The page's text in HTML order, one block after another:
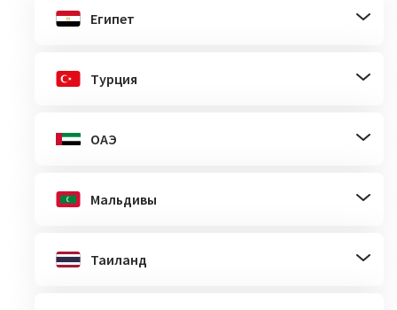
Египет
Турция
ОАЭ
Мальдивы
Таиланд